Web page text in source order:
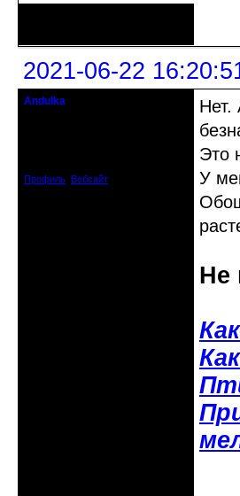
2021-06-22
Andulka
Профиль Вебсайт
Нет.
Это
У
Не